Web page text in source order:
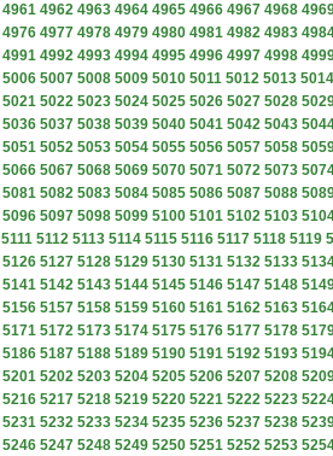
4961 4962 4963 4964 4965 4966 4967 4968
4976 4977 4978 4979 4980 4981 4982 4983
4991 4992 4993 4994 4995 4996 4997 4998
5006 5007 5008 5009 5010 5011 5012 5013 5014
5021 5022 5023 5024 5025 5026 5027 5028
5036 5037 5038 5039 5040 5041 5042 5043
5051 5052 5053 5054 5055 5056 5057 5058
5066 5067 5068 5069 5070 5071 5072 5073
5081 5082 5083 5084 5085 5086 5087 5088
5096 5097 5098 5099 5100 5101 5102 5103
5111 5112 5113 5114 5115 5116 5117 5118 5119
5126 5127 5128 5129 5130 5131 5132 5133
5141 5142 5143 5144 5145 5146 5147 5148
5156 5157 5158 5159 5160 5161 5162 5163
5171 5172 5173 5174 5175 5176 5177 5178
5186 5187 5188 5189 5190 5191 5192 5193
5201 5202 5203 5204 5205 5206 5207 5208
5216 5217 5218 5219 5220 5221 5222 5223
5231 5232 5233 5234 5235 5236 5237 5238
5246 5247 5248 5249 5250 5251 5252 5253